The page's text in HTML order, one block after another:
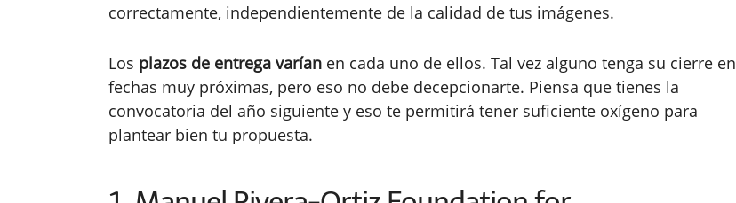
correctamente, independientemente de la calidad de tus imágenes.
Los plazos de entrega varían en cada uno de ellos. Tal vez alguno tenga su cierre en
fechas muy próximas, pero eso no debe decepcionarte. Piensa que tienes la
convocatoria del año siguiente y eso te permitirá tener suficiente oxígeno para
plantear bien tu propuesta.